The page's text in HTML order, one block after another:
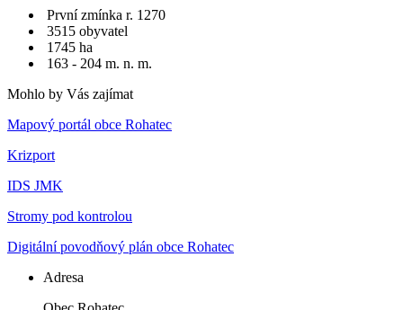
První zmínka r. 1270
3515 obyvatel
1745 ha
163 - 204 m. n. m.
Mohlo by Vás zajímat
Mapový portál obce Rohatec
Krizport
IDS JMK
Stromy pod kontrolou
Digitální povodňový plán obce Rohatec
Adresa